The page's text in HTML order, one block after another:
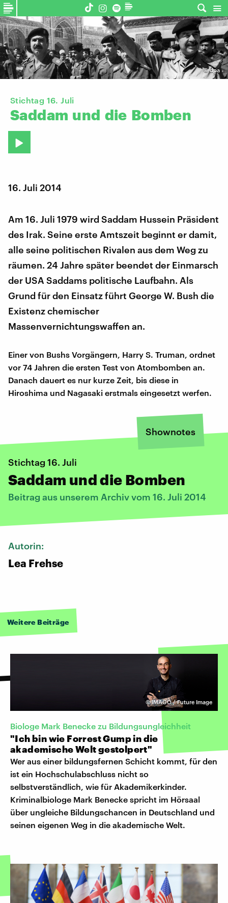
©dpa
Stichtag 16. Juli
​Saddam und die Bomben
16. Juli 2014
Am 16. Juli 1979 wird Saddam Hussein Präsident
des Irak. Seine erste Amtszeit beginnt er damit,
alle seine politischen Rivalen aus dem Weg zu
räumen. 24 Jahre später beendet der Einmarsch
der USA Saddams politische Laufbahn. Als
Grund für den Einsatz führt George W. Bush die
Existenz chemischer
Massenvernichtungswaffen an.
Einer von Bushs Vorgängern, Harry S. Truman, ordnet
vor 74 Jahren die ersten Test von Atombomben an.
Danach dauert es nur kurze Zeit, bis diese in
Hiroshima und Nagasaki erstmals eingesetzt werfen.
Shownotes
Stichtag 16. Juli
​Saddam und die Bomben
Beitrag aus unserem Archiv vom 16. Juli 2014
Autorin:
Lea Frehse
Weitere Beiträge
©IMAGO / Future Image
Biologe Mark Benecke zu Bildungsungleichheit
"Ich bin wie Forrest Gump in die
akademische Welt gestolpert"
Wer aus einer bildungsfernen Schicht kommt, für den
ist ein Hochschulabschluss nicht so
selbstverständlich, wie für Akademikerkinder.
Kriminalbiologe Mark Benecke spricht im Hörsaal
über ungleiche Bildungschancen in Deutschland und
seinen eigenen Weg in die akademische Welt.